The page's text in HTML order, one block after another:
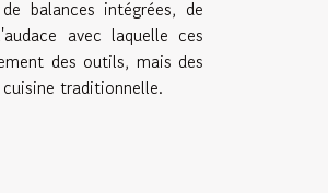
balances intégrées, de
avec laquelle ces
des outils, mais des
traditionnelle.